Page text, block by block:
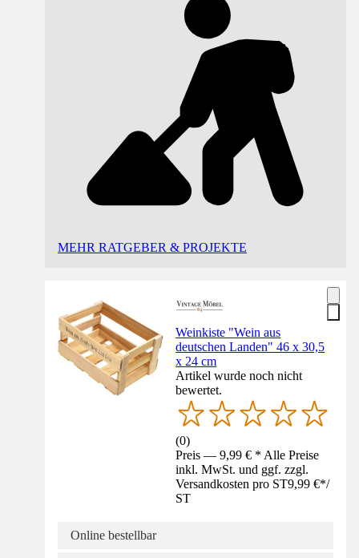
MEHR RATGEBER & PROJEKTE
Weinkiste "Wein aus
deutschen Landen" 46 x 30,5
x 24 cm
Artikel wurde noch nicht
bewertet.
(0)
Preis — 9,99 € * Alle Preise
inkl. MwSt. und ggf. zzgl.
Versandkosten pro ST9,99 €*/
ST
Online bestellbar